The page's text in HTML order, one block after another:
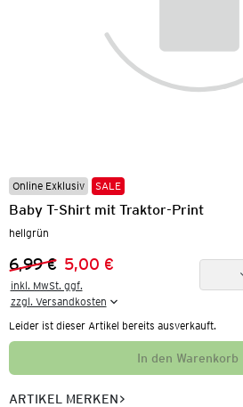
Online Exklusiv SALE
Baby T-Shirt mit Traktor-Print
hellgrün
Vorheriger Preis:
6,99 €
Neuer Preis:
5,00 €
inkl. MwSt. ggf.
zzgl. Versandkosten
Leider ist dieser Artikel bereits ausverkauft.
In den Warenkorb
ARTIKEL MERKEN